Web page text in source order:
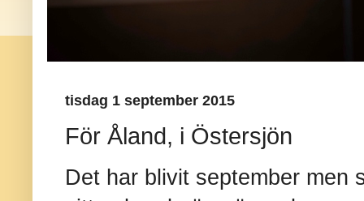
tisdag 1 september 2015
För Åland, i Östersjön
Det har blivit september men